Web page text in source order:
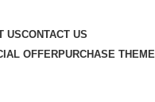
USCONTACT US
OFFERPURCHASE THEME